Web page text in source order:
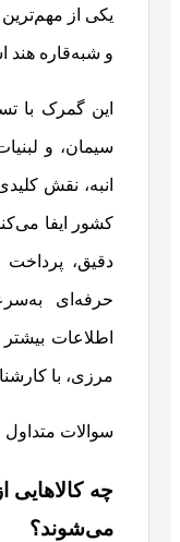
یکی از مهم‌ترین
و شبه‌قاره هند
این گمرک با
سیمان، و
انبه، نقش
کشور ایفا
دقیق، پرداخت
حرفه‌ای
اطلاعات
مرزی، با
سوالات متداول
چه کالاهایی
می‌شوند؟